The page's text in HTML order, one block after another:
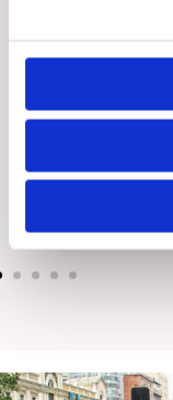
isolarsi